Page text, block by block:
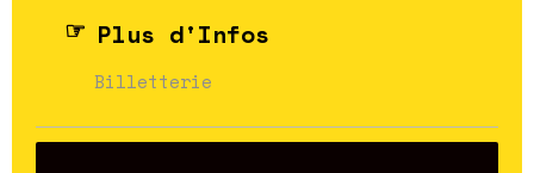
Plus d'Infos
Billetterie